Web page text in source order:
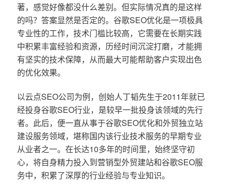
著，感觉好像都没什么差别。但实际情况真的是这样
的吗？答案显然是否定的。谷歌SEO优化是一项极具
专业性的工作，技术门槛比较高，它需要在长期实践
中积累丰富经验和资源，历经时间沉淀打磨，才能拥
有坚实的技术保障，从而最大可能帮助客户实现出色
的优化效果。
以云点SEO公司为例，创始人丁韬先生于2011年就已
经投身谷歌SEO行业，是较早一批投身该领域的先行
者。此后，便一直从事于谷歌SEO优化和外贸独立站
建设服务领域，堪称国内该行业技术服务的早期专业
从业者之一。在长达10多年的时间里，始终坚守初
心，将自身精力投入到营销型外贸建站和谷歌SEO服
务中，积累了深厚的行业经验与专业知识。